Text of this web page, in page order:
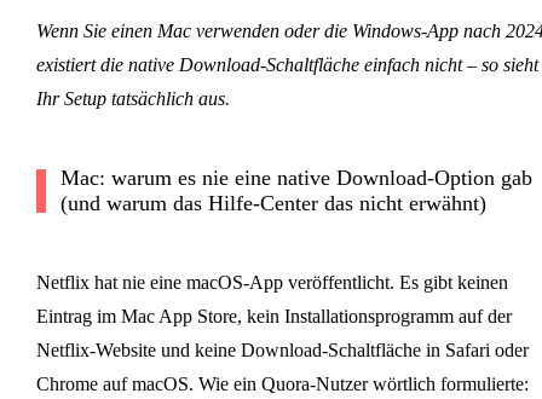
Wenn Sie einen Mac verwenden oder die Windows-App nach
existiert die native Download-Schaltfläche einfach nicht – so sieht
Ihr Setup tatsächlich aus.
Mac: warum es nie eine native Download-Option gab
(und warum das Hilfe-Center das nicht erwähnt)
Netflix hat nie eine macOS-App veröffentlicht. Es gibt keinen
Eintrag im Mac App Store, kein Installationsprogramm auf der
Netflix-Website und keine Download-Schaltfläche in Safari oder
Chrome auf macOS. Wie ein Quora-Nutzer wörtlich formulierte: